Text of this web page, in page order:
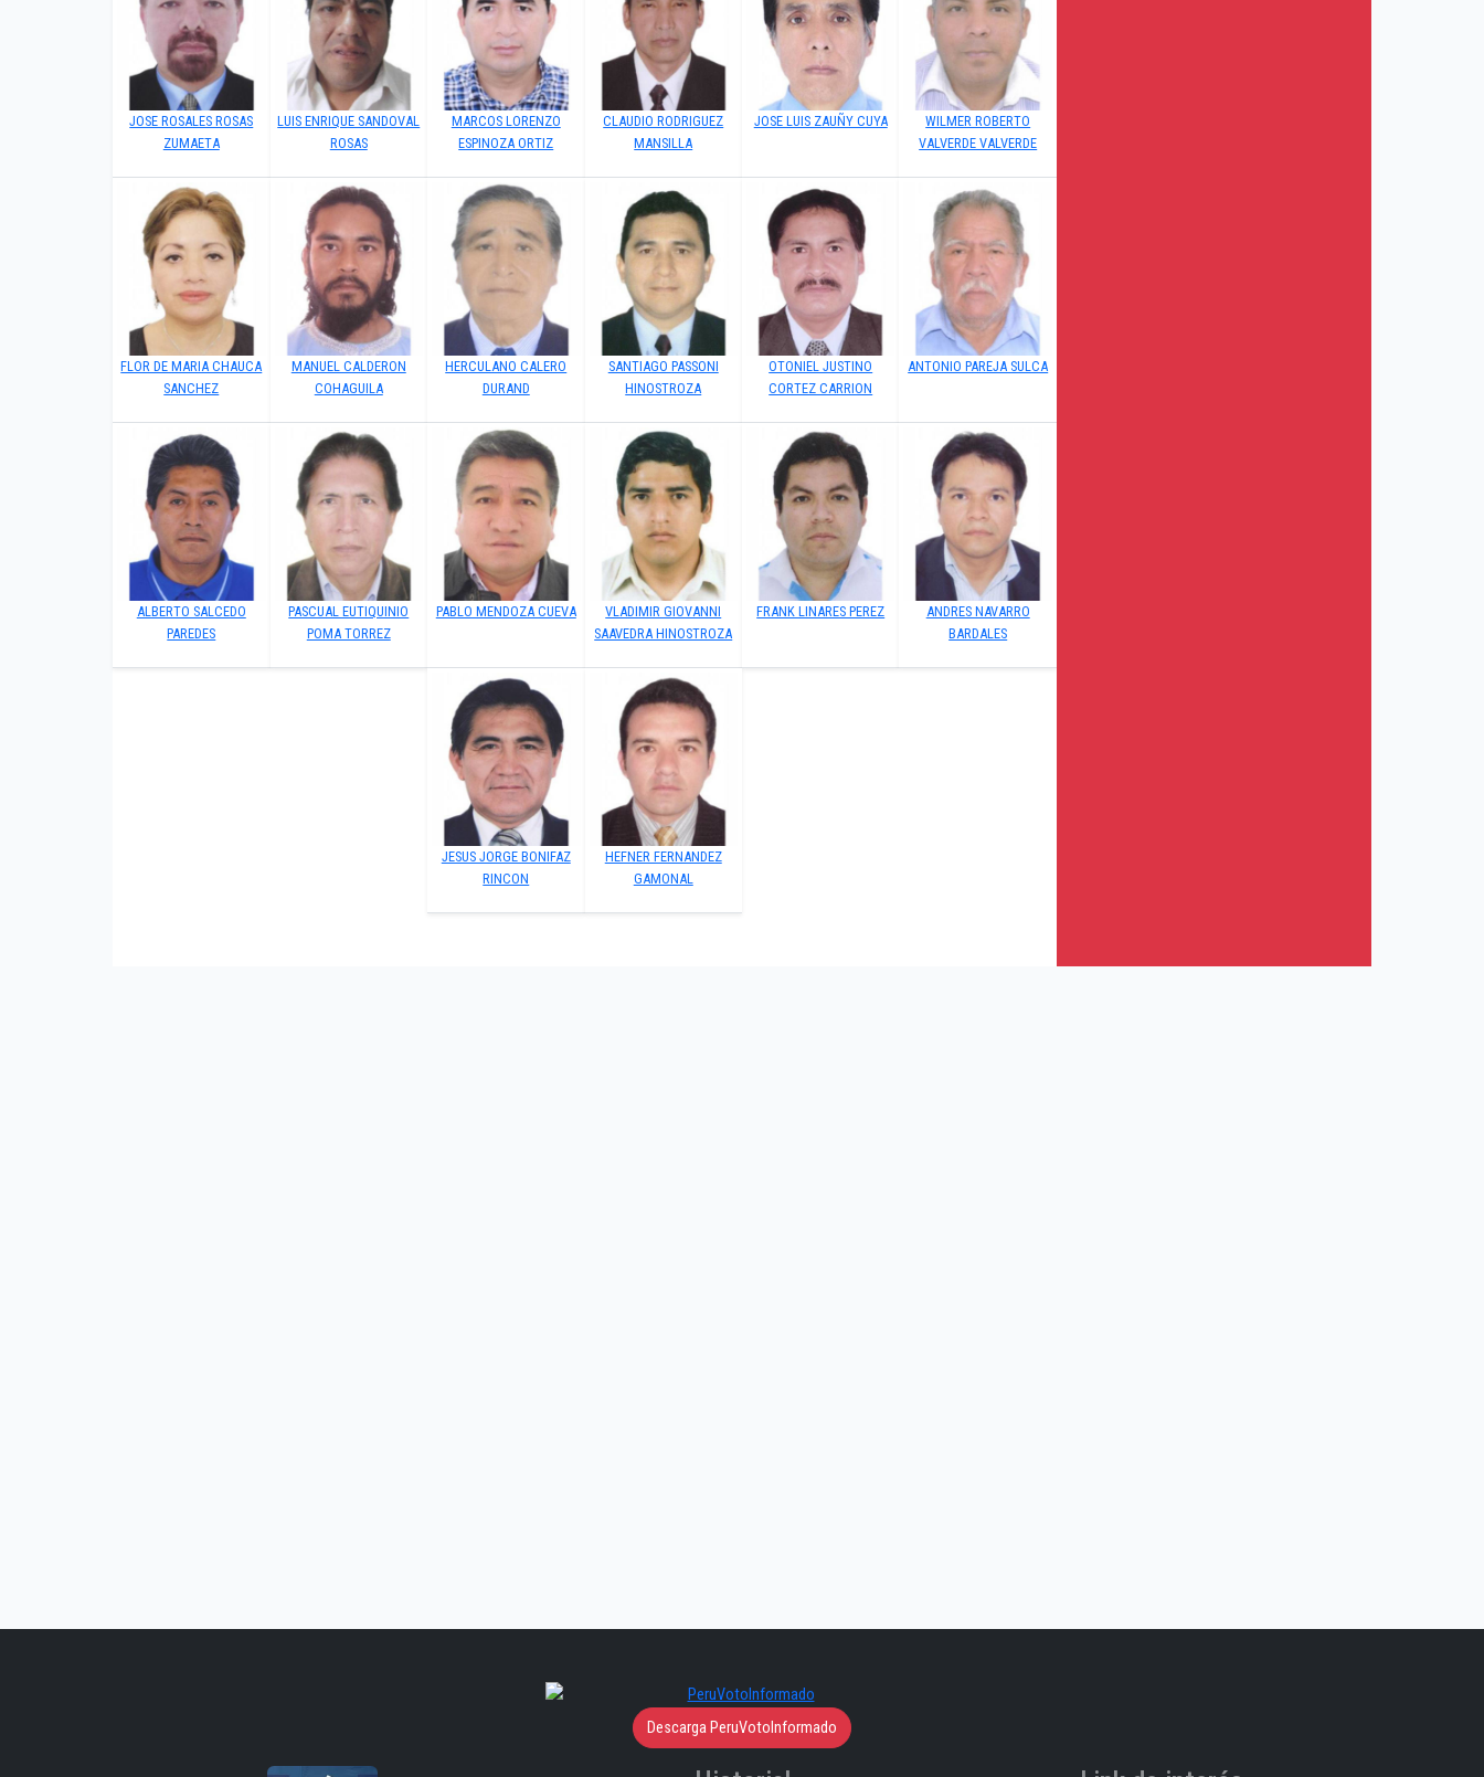
JOSE ROSALES ROSAS
ZUMAETA
LUIS ENRIQUE SANDOVAL
ROSAS
MARCOS LORENZO
ESPINOZA ORTIZ
CLAUDIO RODRIGUEZ
MANSILLA
JOSE LUIS ZAUÑY CUYA
WILMER ROBERTO
VALVERDE VALVERDE
FLOR DE MARIA CHAUCA
SANCHEZ
MANUEL CALDERON
COHAGUILA
HERCULANO CALERO
DURAND
SANTIAGO PASSONI
HINOSTROZA
OTONIEL JUSTINO
CORTEZ CARRION
ANTONIO PAREJA SULCA
ALBERTO SALCEDO
PAREDES
PASCUAL EUTIQUINIO
POMA TORREZ
PABLO MENDOZA CUEVA
VLADIMIR GIOVANNI
SAAVEDRA HINOSTROZA
FRANK LINARES PEREZ
ANDRES NAVARRO
BARDALES
JESUS JORGE BONIFAZ
RINCON
HEFNER FERNANDEZ
GAMONAL
Descarga PeruVotoInformado